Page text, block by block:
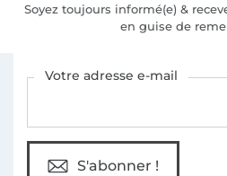
Soyez toujours informé(e) &
en guise de
Votre adresse e-mail
S'abonner !